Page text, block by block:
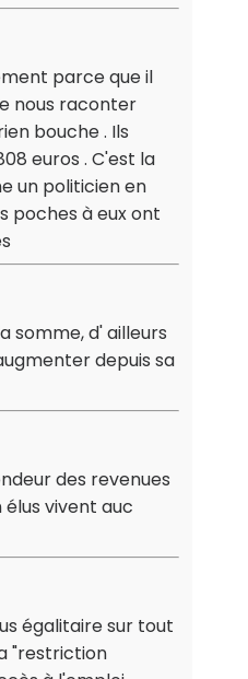
parce que il
nous raconter
bouche . Ils
euros . C'est la
un politicien en
poches à eux ont
somme, d' ailleurs
depuis sa
des revenues
élus vivent auc
égalitaire sur tout
"restriction